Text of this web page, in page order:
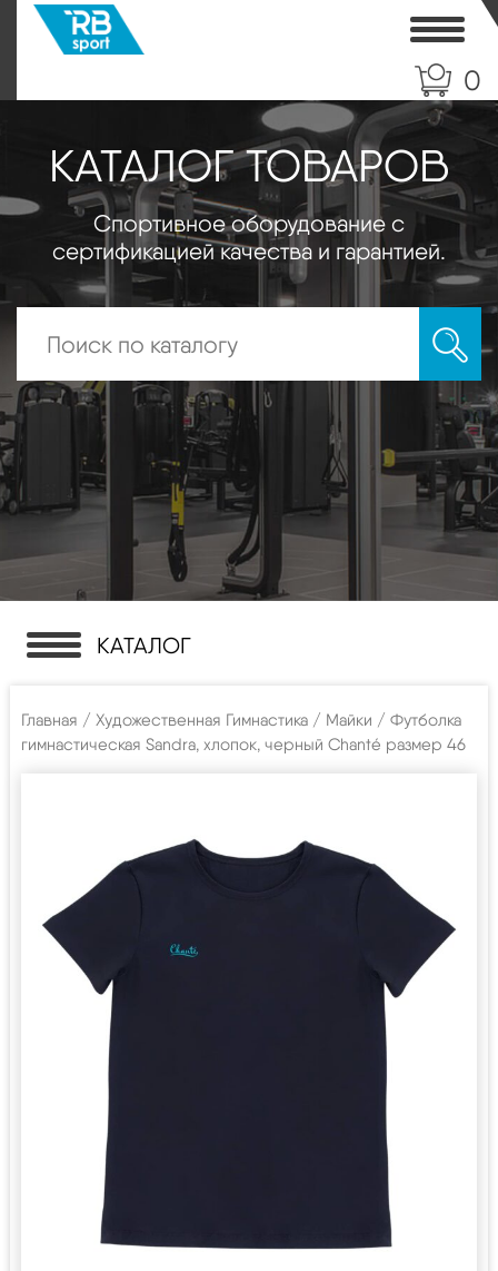
0
КАТАЛОГ ТОВАРОВ
Спортивное оборудование с
сертификацией качества и гарантией.
КАТАЛОГ
Главная / Художественная Гимнастика / Майки / Футболка
гимнастическая Sandra, хлопок, черный Chanté размер 46